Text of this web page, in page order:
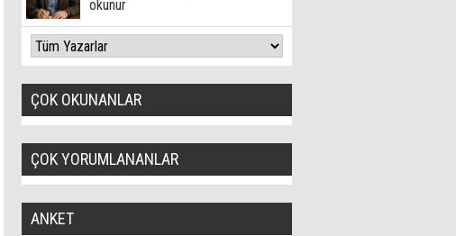
okunur
ÇOK OKUNANLAR
ÇOK YORUMLANANLAR
ANKET